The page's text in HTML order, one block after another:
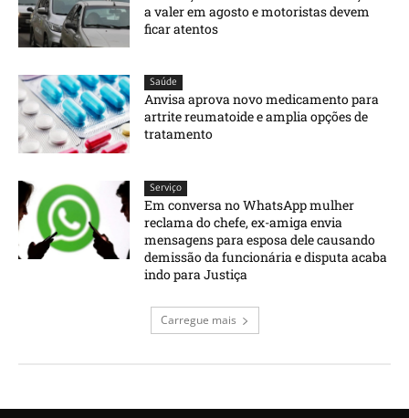
a valer em agosto e motoristas devem
ficar atentos
Saúde
Anvisa aprova novo medicamento para
artrite reumatoide e amplia opções de
tratamento
Serviço
Em conversa no WhatsApp mulher
reclama do chefe, ex-amiga envia
mensagens para esposa dele causando
demissão da funcionária e disputa acaba
indo para Justiça
Carregue mais